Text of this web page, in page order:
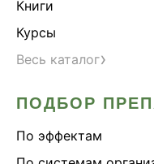
Книги
Курсы
Весь каталог›
ПОДБОР
По эффектам